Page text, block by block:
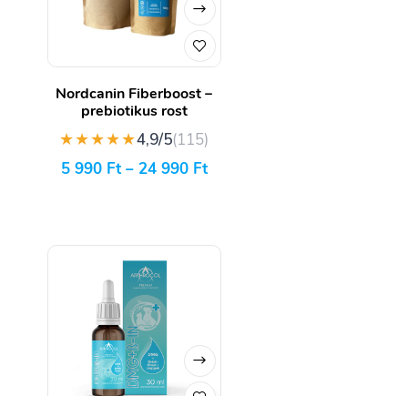
Nordcanin Fiberboost –
prebiotikus rost
★★★★★4,9/5(115)
5 990 Ft– 24 990 Ft